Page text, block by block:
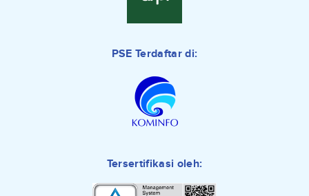
PSE Terdaftar di:
Tersertifikasi oleh: